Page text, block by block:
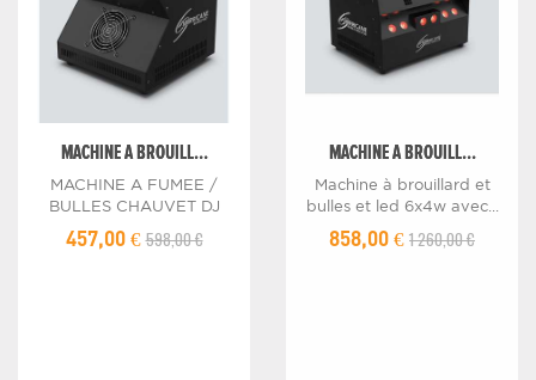
MACHINE A BROUILL...
MACHINE A FUMEE /
BULLES CHAUVET DJ
457,00 €598,00 €
MACHINE A BROUILL...
Machine à brouillard et
bulles et led 6x4w avec...
858,00 € 1 260,00 €